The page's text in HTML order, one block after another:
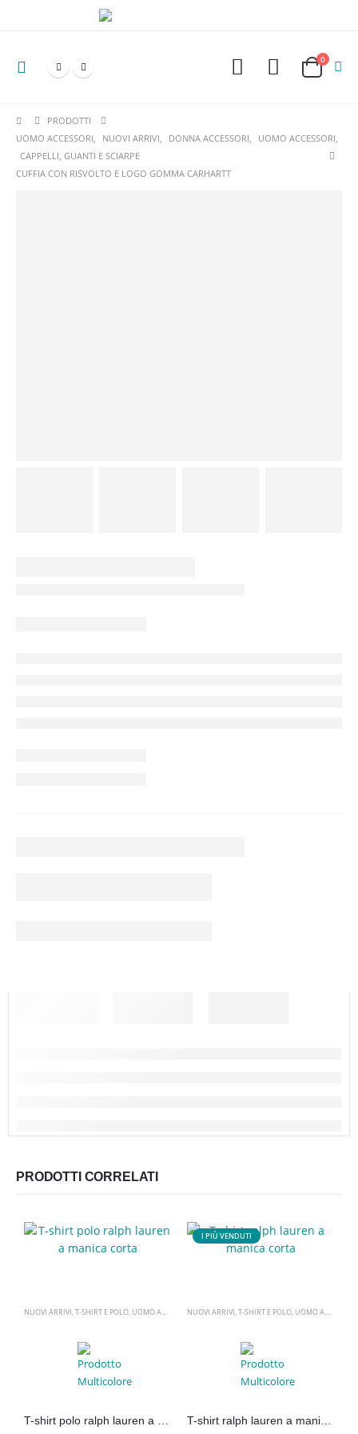
0
PRODOTTI
UOMO ACCESSORI, NUOVI ARRIVI, DONNA ACCESSORI, UOMO ACCESSORI,
CAPPELLI, GUANTI E SCIARPE
CUFFIA CON RISVOLTO E LOGO GOMMA CARHARTT
PRODOTTI CORRELATI
NUOVI ARRIVI,T-SHIRT E POLO, UOMO ABBIGLIAMENTO ,UOMO ABBIGLIAMENTO
T-shirt polo ralph lauren a manica corta
I PIÙ VENDUTI
NUOVI ARRIVI,T-SHIRT E POLO, UOMO ABBIGLIAMENTO
T-shirt ralph lauren a manica corta